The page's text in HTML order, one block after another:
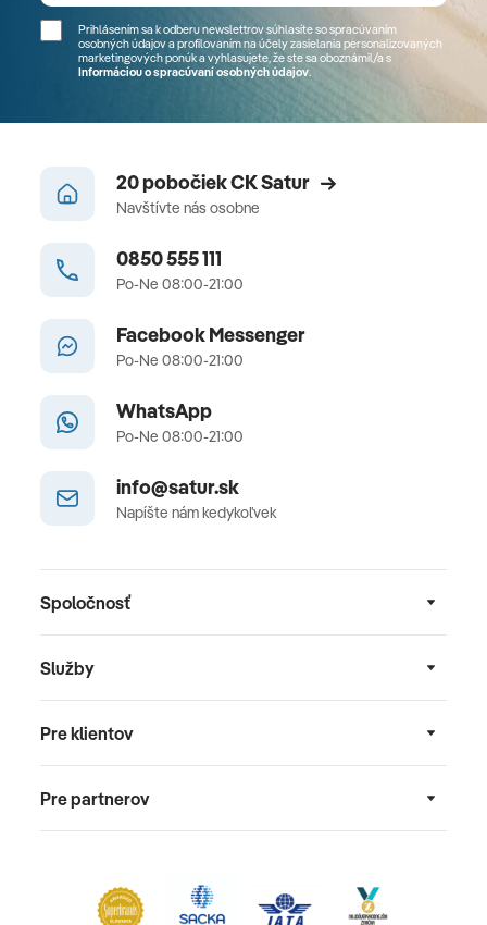
Prihlásením sa k odberu newslettrov súhlasíte so spracúvaním
osobných údajov a profilovaním na účely zasielania personalizovaných
marketingových ponúk a vyhlasujete, že ste sa oboznámil/a s
Informáciou o spracúvaní osobných údajov.
20 pobočiek CK Satur
Navštívte nás osobne
0850 555 111
Po-Ne 08:00-21:00
Facebook Messenger
Po-Ne 08:00-21:00
WhatsApp
Po-Ne 08:00-21:00
info@satur.sk
Napíšte nám kedykoľvek
Spoločnosť
Služby
Pre klientov
Pre partnerov